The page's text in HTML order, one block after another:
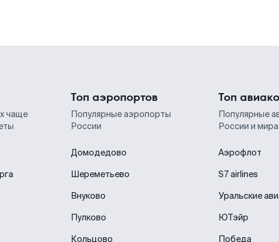
чаще
Топ аэропортов
Популярные аэропорты
России
Домодедово
Шереметьево
Внуково
Пулково
Кольцово
Топ
Популярные
России и мира
Аэрофлот
S7 airlines
Уральские
ЮТэйр
Победа